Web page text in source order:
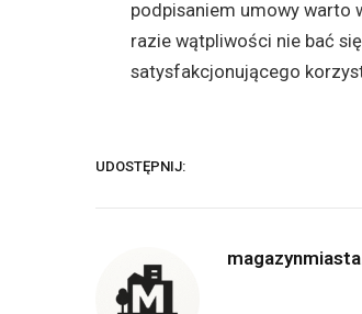
podpisaniem umowy warto
razie wątpliwości nie bać
satysfakcjonującego
UDOSTĘPNIJ: